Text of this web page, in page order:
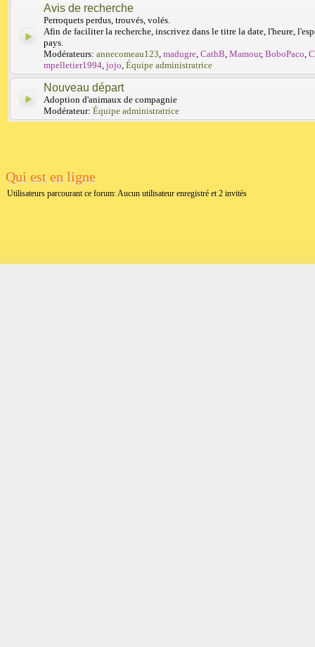
Avis de recherche
Perroquets perdus, trouvés, volés.
Afin de faciliter la recherche, inscrivez dans le titre la date, l'heure,
pays.
Modérateurs: annecomeau123 madugre CathB Mamour, BoboPaco
mpelletier1994 jojo Équipe administratrice
Nouveau départ
Adoption d'animaux de compagnie
Modérateur: Équipe administratrice
Qui est en ligne
Utilisateurs parcourant ce forum: Aucun utilisateur enregistré et 2 invités